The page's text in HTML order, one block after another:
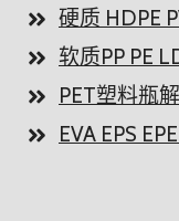
硬质 HDPE
软质PP PE
PET塑料瓶
EVA EPS